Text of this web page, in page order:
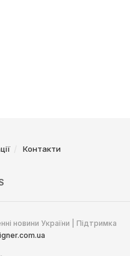
Контакти
новини України | Підтримка